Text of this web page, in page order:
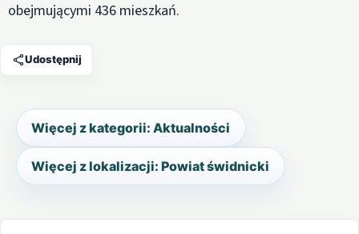
obejmującymi 436 mieszkań.
Udostępnij
Więcej z kategorii: Aktualności
Więcej z lokalizacji: Powiat świdnicki